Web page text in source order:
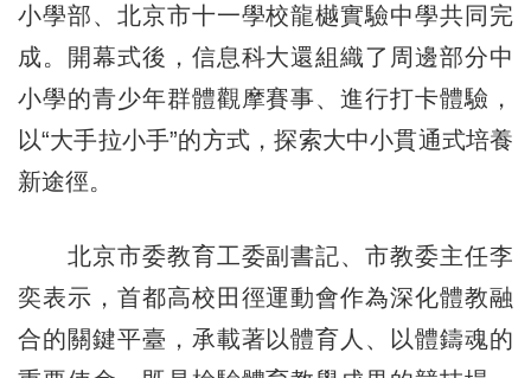
小學部、北京市十一學校龍樾實驗中學共同完
成。開幕式後，信息科大還組織了周邊部分中
小學的青少年群體觀摩賽事、進行打卡體驗，
以“大手拉小手”的方式，探索大中小貫通式培養
新途徑。
北京市委教育工委副書記、市教委主任李
奕表示，首都高校田徑運動會作為深化體教融
合的關鍵平臺，承載著以體育人、以體鑄魂的